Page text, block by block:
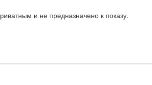
и не предназначено к показу.